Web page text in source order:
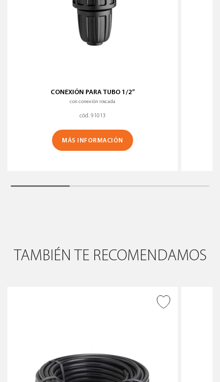
CONEXIÓN PARA TUBO 1/2”
con conexión roscada
cód. 91013
MÁS INFORMACIÓN
TAMBIÉN TE RECOMENDAMOS